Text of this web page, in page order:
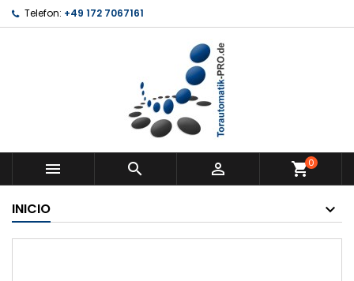
Telefon: +49 172 7067161
   shopping_cart0
INICIO